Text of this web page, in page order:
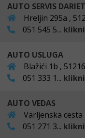
AUTO SERVIS
Hreljin 295a ,
051 545 5...
AUTO USLUGA
Blažići 1b ,
051 333 1...
AUTO VEDAS
Varljenska
051 271 3...